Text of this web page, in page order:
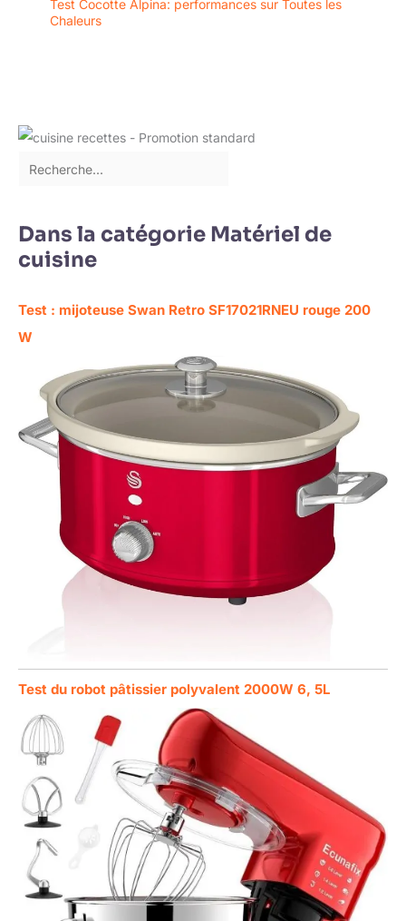
Test Cocotte Alpina: performances sur Toutes les
Chaleurs
Dans la catégorie Matériel de
cuisine
Test : mijoteuse Swan Retro SF17021RNEU rouge 200
W
Test du robot pâtissier polyvalent 2000W 6, 5L